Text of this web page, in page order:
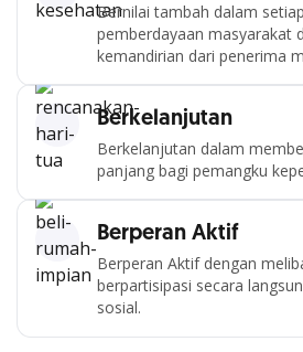
Bernilai tambah dalam
pemberdayaan masyarakat
kemandirian dari penerima
Berkelanjutan
Berkelanjutan dalam
panjang bagi pemangku
Berperan Aktif
Berperan Aktif dengan
berpartisipasi secara
sosial.